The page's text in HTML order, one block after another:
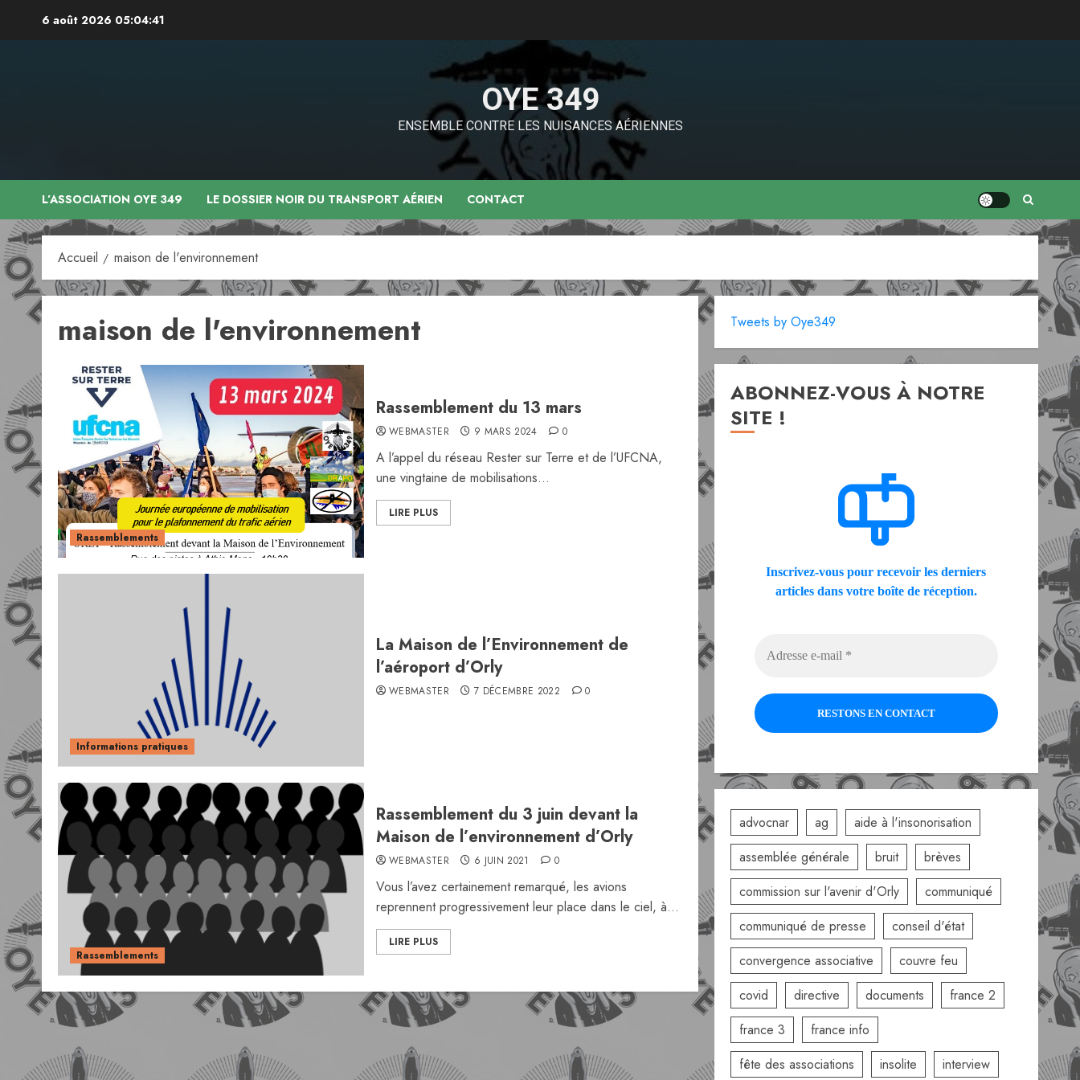
6 août 2026 05:04:41
OYE 349
ENSEMBLE CONTRE LES NUISANCES AÉRIENNES
L’ASSOCIATION OYE 349 LE DOSSIER NOIR DU TRANSPORT AÉRIEN CONTACT
Accueil maison de l'environnement
maison de l'environnement
Rassemblements
Rassemblement du 13 mars
WEBMASTER 9 MARS 2024 0
A l’appel du réseau Rester sur Terre et de l’UFCNA,
une vingtaine de mobilisations...
LIRE PLUS
Informations pratiques
La Maison de l’Environnement de
l’aéroport d’Orly
WEBMASTER 7 DÉCEMBRE 2022 0
Rassemblements
Rassemblement du 3 juin devant la
Maison de l’environnement d’Orly
WEBMASTER 6 JUIN 2021 0
Vous l’avez certainement remarqué, les avions
reprennent progressivement leur place dans le ciel, à...
LIRE PLUS
Tweets by Oye349
ABONNEZ-VOUS À NOTRE
SITE !
Inscrivez-vous pour recevoir les derniers
articles dans votre boîte de réception.
advocnar ag
aide à l'insonorisation
assemblée générale
bruit
brèves
commission sur l'avenir d'Orly
communiqué
communiqué de presse
conseil d'état
convergence associative
couvre feu
covid
directive documents
france 2
france 3
france info
fête des associations
insolite interview